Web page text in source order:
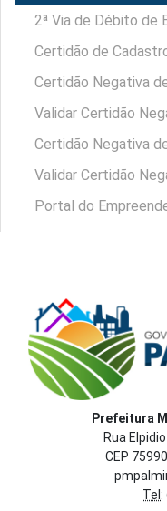
2ª Via de Débito de
Certidão de
Certidão Negativa
Validar Certidão
Certidão Negativa
Validar Certidão
Portal do
Prefeitura
Rua
CEP
Tel: